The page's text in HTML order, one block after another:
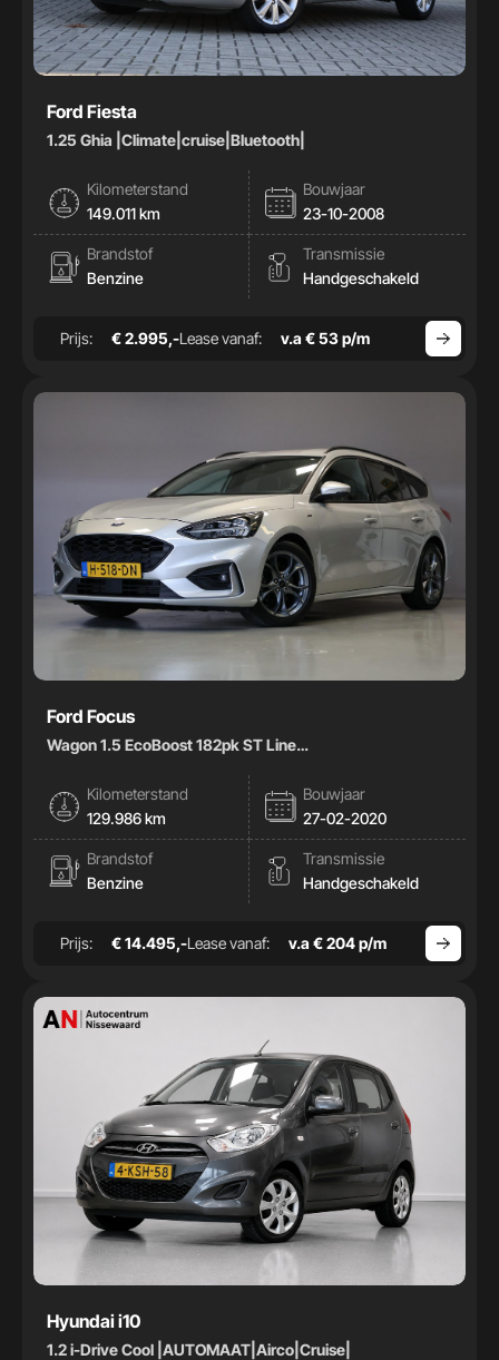
Ford Fiesta
1.25 Ghia |Climate|cruise|Bluetooth|
Kilometerstand
149.011 km
Bouwjaar
23-10-2008
Brandstof
Benzine
Transmissie
Handgeschakeld
Prijs: € 2.995,-Lease vanaf: v.a € 53 p/m
Ford Focus
Wagon 1.5 EcoBoost 182pk ST Line
Kilometerstand
129.986 km
Bouwjaar
27-02-2020
Brandstof
Benzine
Transmissie
Handgeschakeld
Prijs: € 14.495,-Lease vanaf: v.a € 204 p/m
Hyundai i10
1.2 i-Drive Cool |AUTOMAAT|Airco|Cruise|